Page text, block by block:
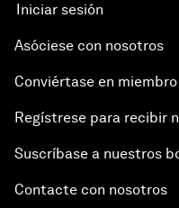
Iniciar sesión
Asóciese con nosotros
Conviértase en miembro
Regístrese para recibir
Suscríbase a nuestros
Contacte con nosotros